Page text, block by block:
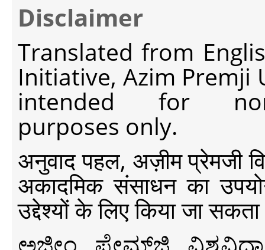
Disclaimer
Translated from
Initiative, Azim Premji
intended for non-
purposes only.
अनुवाद पहल, अज़ीम प्रेमजी
अकादमिक संसाधन का
उद्देश्यों के लिए किया जा
ಅಜೀಂ ಪ್ರೇಮ್‍ಜಿ